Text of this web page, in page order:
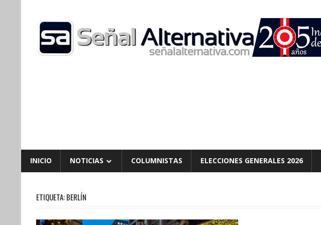
content
INICIO NOTICIAS COLUMNISTAS ELECCIONES GENERALES 2026
ETIQUETA:BERLÍN